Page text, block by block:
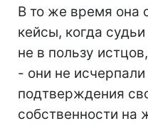
В то же время она
кейсы, когда
не в пользу
- они не
подтверждения
собственности на